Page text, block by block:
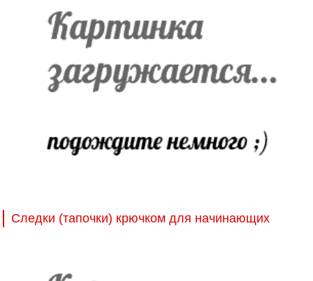
Следки (тапочки) крючком для начинающих